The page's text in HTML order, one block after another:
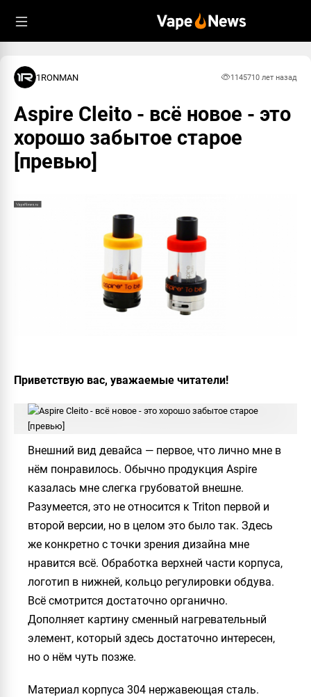
1RONMAN 1145710 лет назад
Aspire Cleito - всё новое - это
хорошо забытое старое
[превью]
Приветствую вас, уважаемые читатели!
Внешний вид девайса — первое, что лично мне в
нём понравилось. Обычно продукция Aspire
казалась мне слегка грубоватой внешне.
Разумеется, это не относится к Triton первой и
второй версии, но в целом это было так. Здесь
же конкретно с точки зрения дизайна мне
нравится всё. Обработка верхней части корпуса,
логотип в нижней, кольцо регулировки обдува.
Всё смотрится достаточно органично.
Дополняет картину сменный нагревательный
элемент, который здесь достаточно интересен,
но о нём чуть позже.
Материал корпуса 304 нержавеющая сталь.